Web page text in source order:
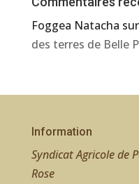
Foggea Natacha sur
des terres de Belle
Information
Syndicat Agricole de
Rose